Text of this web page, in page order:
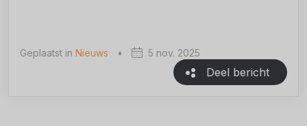
Geplaatst in Nieuws • 5 nov. 2025
Deel bericht